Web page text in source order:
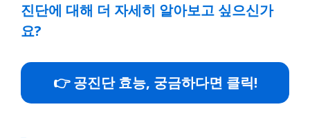
진단에 대해 더 자세히 알아보고 싶으신가
요?
👉 공진단 효능, 궁금하다면 클릭!